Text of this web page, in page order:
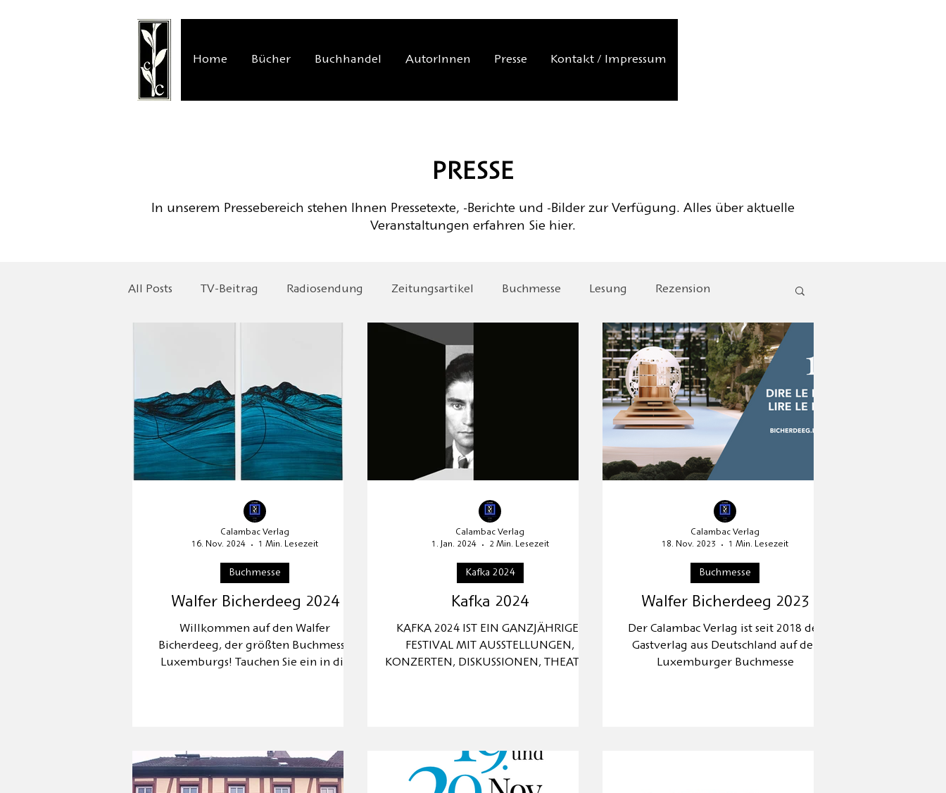
Home Bücher Buchhandel AutorInnen Presse Kontakt / Impressum
PRESSE
In unserem Pressebereich stehen Ihnen Pressetexte, -Berichte und -Bilder zur Verfügung. Alles über aktuelle
Veranstaltungen erfahren Sie hier.
All Posts TV-Beitrag Radiosendung Zeitungsartikel Buchmesse Lesung Rezension
Redaktionstipp Handelsmission Jubiläum
Kafka 2024 Umzug UNESCO-Welttag Andersen 2025 Neuerscheinung HOFFMANN26
Walfer Bicherdeeg 2024
Willkommen auf den Walfer
Bicherdeeg, der größten Buchmesse
Luxemburgs! Tauchen Sie ein in die
Buchmesse
Calambac Verlag
16. Nov. 2024
1 Min. Lesezeit
Kafka 2024
KAFKA 2024 IST EIN GANZJÄHRIGES
FESTIVAL MIT AUSSTELLUNGEN,
KONZERTEN, DISKUSSIONEN, THEATER,
Kafka 2024
Calambac Verlag
1. Jan. 2024
2 Min. Lesezeit
Walfer Bicherdeeg 2023
Der Calambac Verlag ist seit 2018 der
Gastverlag aus Deutschland auf der
Luxemburger Buchmesse
Buchmesse
Calambac Verlag
18. Nov. 2023
1 Min. Lesezeit